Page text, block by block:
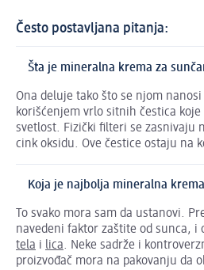
Često postavljana pitanja:
Šta je mineralna krema za
Ona deluje tako što se njom
korišćenjem vrlo sitnih čestica
svetlost. Fizički filteri se zasnivaju
cink oksidu. Ove čestice ostaju na
Koja je najbolja mineralna
To svako mora sam da ustanovi.
navedeni faktor zaštite od sunca, i
tela i lica. Neke sadrže i
proizvođač mora na pakovanju da